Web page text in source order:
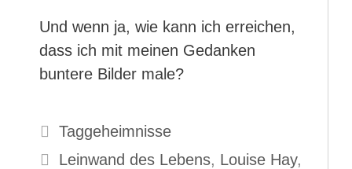
Und wenn ja, wie kann ich erreichen,
dass ich mit meinen Gedanken
buntere Bilder male?
Kategorien
Taggeheimnisse
Schlagwörter
Leinwand des Lebens, Louise Hay,